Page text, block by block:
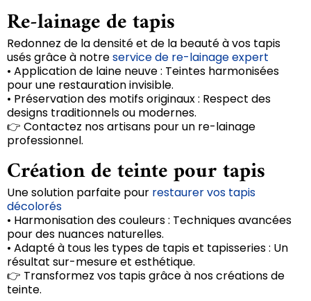
Re-lainage de tapis
Redonnez de la densité et de la beauté à vos tapis
usés grâce à notreservice de re-lainage expert
• Application de laine neuve : Teintes harmonisées
pour une restauration invisible.
• Préservation des motifs originaux : Respect des
designs traditionnels ou modernes.
👉 Contactez nos artisans pour un re-lainage
professionnel.
Création de teinte pour tapis
Une solution parfaite pour restaurer vos tapis
décolorés
• Harmonisation des couleurs : Techniques avancées
pour des nuances naturelles.
• Adapté à tous les types de tapis et tapisseries : Un
résultat sur-mesure et esthétique.
👉 Transformez vos tapis grâce à nos créations de
teinte.